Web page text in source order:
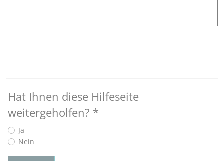
Hat Ihnen diese Hilfeseite
weitergeholfen? *
Ja
Nein